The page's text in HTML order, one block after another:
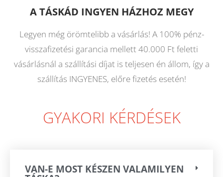
A TÁSKÁD INGYEN HÁZHOZ MEGY
Legyen még örömtelibb a vásárlás! A 100% pénz-
visszafizetési garancia mellett 40.000 Ft feletti
vásárlásnál a szállítási díjat is teljesen én állom, így a
szállítás INGYENES, előre fizetés esetén!
GYAKORI KÉRDÉSEK
VAN-E MOST KÉSZEN VALAMILYEN